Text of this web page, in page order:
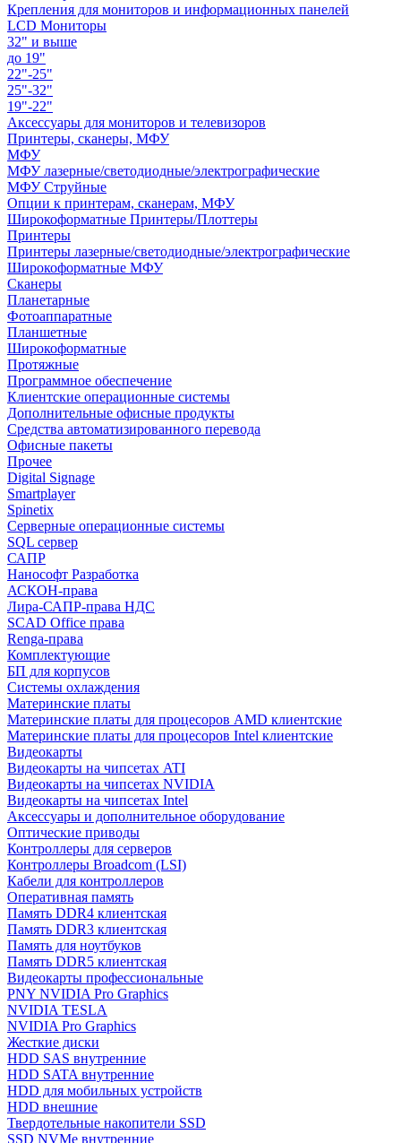
Крепления для мониторов и информационных панелей
LCD Мониторы
32" и выше
до 19"
22"-25"
25"-32"
19"-22"
Аксессуары для мониторов и телевизоров
Принтеры, сканеры, МФУ
МФУ
МФУ лазерные/светодиодные/электрографические
МФУ Струйные
Опции к принтерам, сканерам, МФУ
Широкоформатные Принтеры/Плоттеры
Принтеры
Принтеры лазерные/светодиодные/электрографические
Широкоформатные МФУ
Сканеры
Планетарные
Фотоаппаратные
Планшетные
Широкоформатные
Протяжные
Программное обеспечение
Клиентские операционные системы
Дополнительные офисные продукты
Средства автоматизированного перевода
Офисные пакеты
Прочее
Digital Signage
Smartplayer
Spinetix
Серверные операционные системы
SQL сервер
САПР
Нанософт Разработка
АСКОН-права
Лира-САПР-права НДС
SCAD Office права
Renga-права
Комплектующие
БП для корпусов
Системы охлаждения
Материнские платы
Материнские платы для процесоров AMD клиентские
Материнские платы для процесоров Intel клиентские
Видеокарты
Видеокарты на чипсетах ATI
Видеокарты на чипсетах NVIDIA
Видеокарты на чипсетах Intel
Аксессуары и дополнительное оборудование
Оптические приводы
Контроллеры для серверов
Контроллеры Broadcom (LSI)
Кабели для контроллеров
Оперативная память
Память DDR4 клиентская
Память DDR3 клиентская
Память для ноутбуков
Память DDR5 клиентская
Видеокарты профессиональные
PNY NVIDIA Pro Graphics
NVIDIA TESLA
NVIDIA Pro Graphics
Жесткие диски
HDD SAS внутренние
HDD SATA внутренние
HDD для мобильных устройств
HDD внешние
Твердотельные накопители SSD
SSD NVMe внутренние